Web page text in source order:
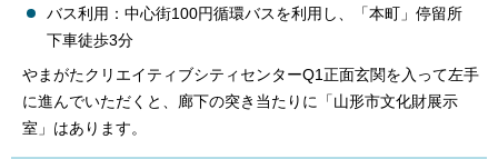
バス利用：中心街100円循環バスを利用し、「本町」停留所
下車徒歩3分
やまがたクリエイティブシティセンターQ1正面玄関を入って左手
に進んでいただくと、廊下の突き当たりに「山形市文化財展示
室」はあります。